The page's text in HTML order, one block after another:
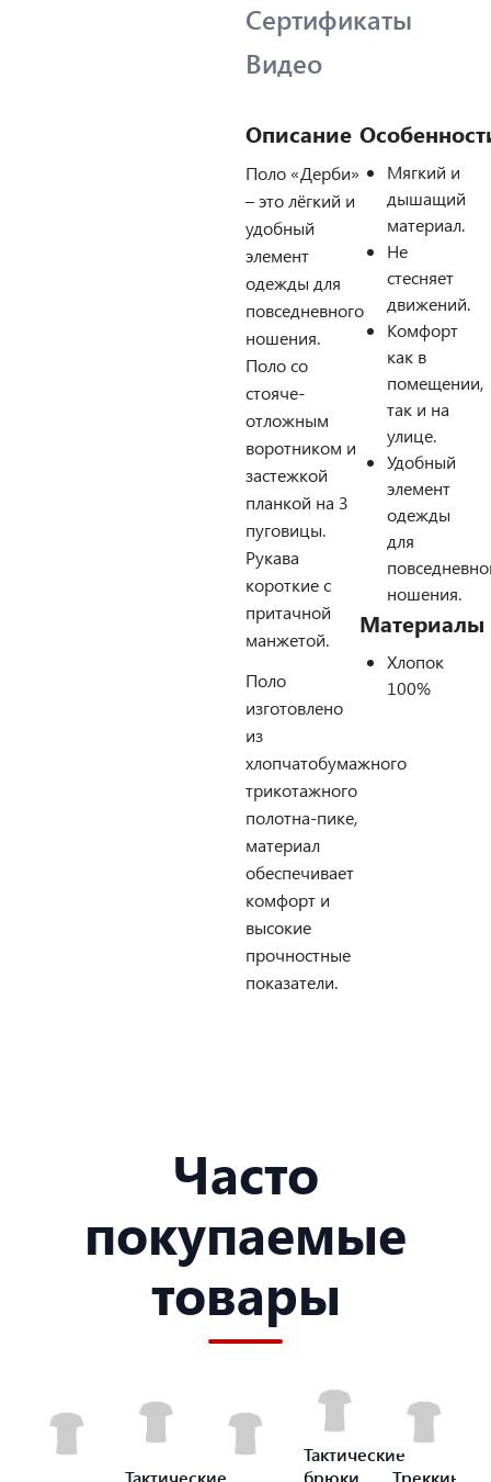
Сертификаты
Видео
Описание
Поло «Дерби»
– это лёгкий и
удобный
элемент
одежды для
повседневного
ношения.
Поло со
стояче-
отложным
воротником и
застежкой
планкой на 3
пуговицы.
Рукава
короткие с
притачной
манжетой.
Поло
изготовлено
из
хлопчатобумажного
трикотажного
полотна-пике,
материал
обеспечивает
комфорт и
высокие
прочностные
показатели.
Мягкий и
дышащий
материал.
Не
стесняет
движений.
Комфорт
как в
помещении,
так и на
улице.
Удобный
элемент
одежды
для
ношения.
Материалы
Хлопок
100%
Часто
покупаемые
товары
Тактические
Тактические
брюки